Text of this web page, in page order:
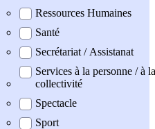
Ressources Humaines
Santé
Secrétariat / Assistanat
Services à la personne / à la
collectivité
Spectacle
Sport